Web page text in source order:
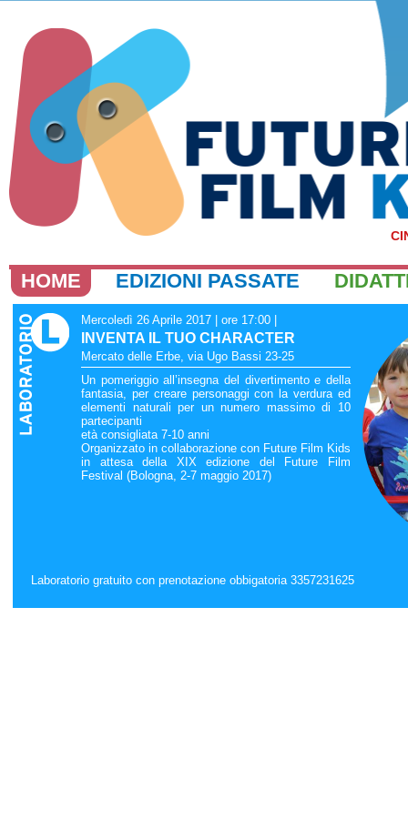
HOME EDIZIONI PASSATE
Mercoledì 26 Aprile 2017 | ore 17:00
INVENTA IL TUO CHARACTER
Mercato delle Erbe, via Ugo Bassi 23-25
Un pomeriggio all’insegna del divertimento e della
fantasia, per creare personaggi con la verdura ed
elementi naturali per un numero massimo di 10
partecipanti
età consigliata 7-10 anni
Organizzato in collaborazione con Future Film Kids
in attesa della XIX edizione del Future Film
Festival (Bologna, 2-7 maggio 2017)
Laboratorio gratuito con prenotazione obbigatoria 3357231625